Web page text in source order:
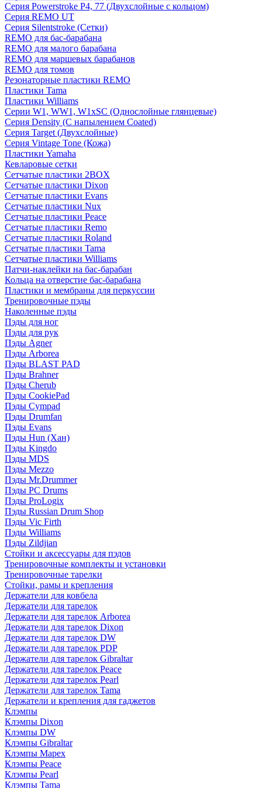
Серия Powerstroke P4, 77 (Двухслойные с кольцом)
Серия REMO UT
Серия Silentstroke (Сетки)
REMO для бас-барабана
REMO для малого барабана
REMO для маршевых барабанов
REMO для томов
Резонаторные пластики REMO
Пластики Tama
Пластики Williams
Серии W1, WW1, W1xSC (Однослойные глянцевые)
Серия Density (C напылением Coated)
Серия Target (Двухслойные)
Серия Vintage Tone (Кожа)
Пластики Yamaha
Кевларовые сетки
Сетчатые пластики 2BOX
Сетчатые пластики Dixon
Сетчатые пластики Evans
Сетчатые пластики Nux
Сетчатые пластики Peace
Сетчатые пластики Remo
Сетчатые пластики Roland
Сетчатые пластики Tama
Сетчатые пластики Williams
Патчи-наклейки на бас-барабан
Кольца на отверстие бас-барабана
Пластики и мембраны для перкуссии
Тренировочные пэды
Наколенные пэды
Пэды для ног
Пэды для рук
Пэды Agner
Пэды Arborea
Пэды BLAST PAD
Пэды Brahner
Пэды Cherub
Пэды CookiePad
Пэды Cympad
Пэды Drumfan
Пэды Evans
Пэды Hun (Хан)
Пэды Kingdo
Пэды MDS
Пэды Mezzo
Пэды Mr.Drummer
Пэды PC Drums
Пэды ProLogix
Пэды Russian Drum Shop
Пэды Vic Firth
Пэды Williams
Пэды Zildjian
Стойки и аксессуары для пэдов
Тренировочные комплекты и установки
Тренировочные тарелки
Стойки, рамы и крепления
Держатели для ковбела
Держатели для тарелок
Держатели для тарелок Arborea
Держатели для тарелок Dixon
Держатели для тарелок DW
Держатели для тарелок PDP
Держатели для тарелок Gibraltar
Держатели для тарелок Peace
Держатели для тарелок Pearl
Держатели для тарелок Tama
Держатели и крепления для гаджетов
Клэмпы
Клэмпы Dixon
Клэмпы DW
Клэмпы Gibraltar
Клэмпы Mapex
Клэмпы Peace
Клэмпы Pearl
Клэмпы Tama